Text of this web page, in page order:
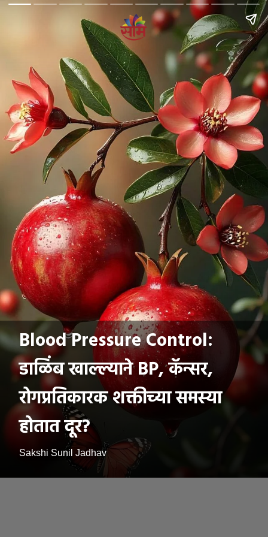
Blood Pressure Control:
डाळिंब खाल्ल्याने BP, कॅन्सर,
रोगप्रतिकारक शक्तीच्या समस्या
होतात दूर?
Sakshi Sunil Jadhav